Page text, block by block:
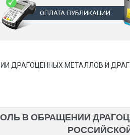
ОПЛАТА ПУБЛИКАЦИИ
ДРАГОЦЕННЫХ МЕТАЛЛОВ И
В ОБРАЩЕНИИ